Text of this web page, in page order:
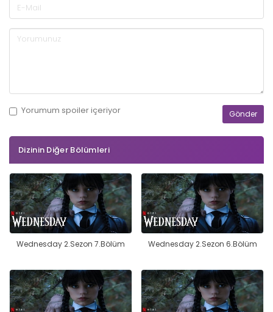
Yorumum spoileriçeriyor
Dizinin Diğer Bölümleri
Wednesday 2.Sezon 7.Bölüm Wednesday 2.Sezon 6.Bölüm